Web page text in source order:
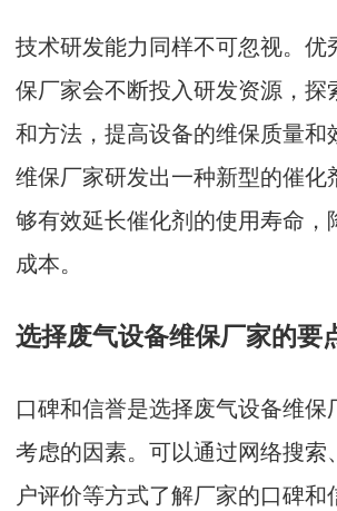
技术研发能力同样不可忽视。优
保厂家会不断投入研发资源，探
和方法，提高设备的维保质量和
维保厂家研发出一种新型的催化
够有效延长催化剂的使用寿命，
成本。
选择废气设备维保厂家的要
口碑和信誉是选择废气设备维保
考虑的因素。可以通过网络搜索
户评价等方式了解厂家的口碑和